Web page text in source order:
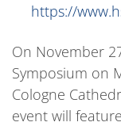
https://
On November
Symposium on
Cologne
event will